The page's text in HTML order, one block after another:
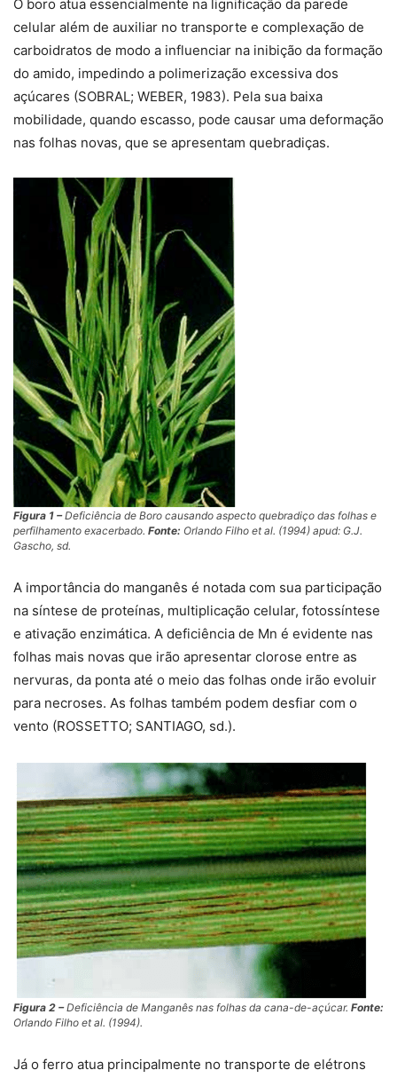
O boro atua essencialmente na lignificação da parede
celular além de auxiliar no transporte e complexação de
carboidratos de modo a influenciar na inibição da formação
do amido, impedindo a polimerização excessiva dos
açúcares (SOBRAL; WEBER, 1983). Pela sua baixa
mobilidade, quando escasso, pode causar uma deformação
nas folhas novas, que se apresentam quebradiças.
Figura 1 –Deficiência de Boro causando aspecto quebradiço das folhas e
perfilhamento exacerbado. Fonte: Orlando Filho et al. (1994) apud: G.J.
Gascho, sd.
A importância do manganês é notada com sua participação
na síntese de proteínas, multiplicação celular, fotossíntese
e ativação enzimática. A deficiência de Mn é evidente nas
folhas mais novas que irão apresentar clorose entre as
nervuras, da ponta até o meio das folhas onde irão evoluir
para necroses. As folhas também podem desfiar com o
vento (ROSSETTO; SANTIAGO, sd.).
Figura 2 –Deficiência de Manganês nas folhas da cana-de-açúcar. Fonte:
Orlando Filho et al. (1994).
Já o ferro atua principalmente no transporte de elétrons